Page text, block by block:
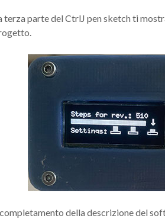
terza parte del CtrlJ pen sketch ti
della descrizione del